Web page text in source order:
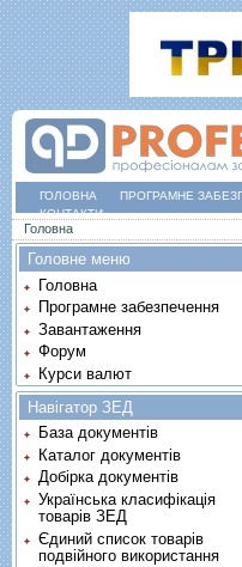
ГОЛОВНА ПРОГРАМНЕ
КОНТАКТИ
Ви є тут
Головна
Головне меню
Головна
Програмне забезпечення
Завантаження
Форум
Курси валют
Навігатор ЗЕД
База документів
Каталог документів
Добірка документів
Українська класифікація
товарів ЗЕД
Єдиний список товарів
подвійного використання